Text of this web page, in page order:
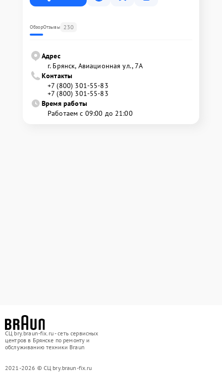
ОбзорОтзывы 230
Адрес
г. Брянск, Авиационная ул., 7А
Контакты
+7 (800) 301-55-83
+7 (800) 301-55-83
Время работы
Работаем с 09:00 до 21:00
СЦ bry.braun-fix.ru - сеть сервисных
центров в Брянске по ремонту и
обслуживанию техники Braun
2021-2026 © СЦ bry.braun-fix.ru